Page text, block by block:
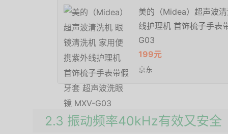
美的（Midea）超声波
线护理机 首饰梳子手表
G03
199元
京东
2.3 振动频率40kHz有效又安全